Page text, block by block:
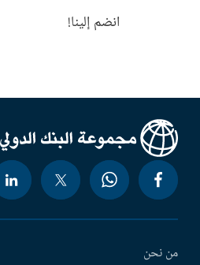
انضم إلينا!
من نحن